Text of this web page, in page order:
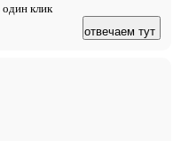
один клик
отвечаем тут